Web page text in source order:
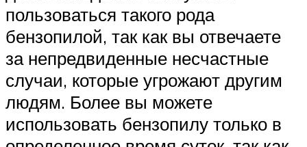
пользоваться такого рода
бензопилой, так как вы отвечаете
за непредвиденные несчастные
случаи, которые угрожают другим
людям. Более вы можете
использовать бензопилу только в